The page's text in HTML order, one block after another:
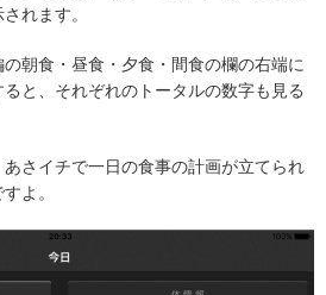
れます。
の朝食・昼食・夕食・間食の欄の右端に
と、それぞれのトータルの数字も見る
さイチで一日の食事の計画が立てられ
よ。